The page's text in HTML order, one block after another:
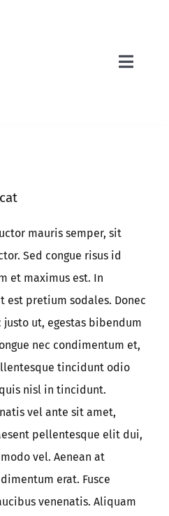
Toggle
mauris semper, sit
Sed congue risus id
et maximus est. In
est pretium sodales. Donec
ut, egestas bibendum
nec condimentum et,
tincidunt odio
nisl in tincidunt.
vel ante sit amet,
pellentesque elit dui,
vel. Aenean at
erat. Fusce
venenatis. Aliquam